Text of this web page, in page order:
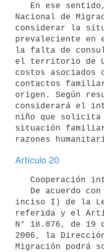
Nacional de
considerar la
prevaleciente en
la falta de
el territorio de
costos
contactos
origen. Según
considerará el
niño que
situación
Artículo 20
inciso I) de la
referida y el
N° 18.076, de 19
2006, la
Migración podrá